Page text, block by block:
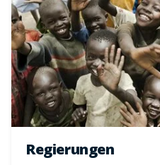
Regierungen